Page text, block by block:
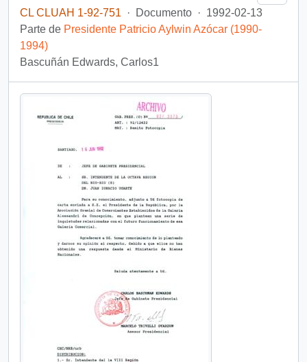
CL CLUAH 1-92-751
· Documento · 1992-02-13
Parte de Presidente Patricio Aylwin Azócar (1990-
1994)
Bascuñán Edwards, Carlos1